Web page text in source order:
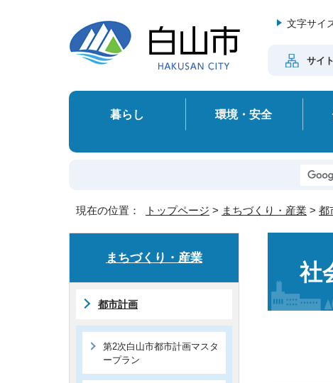
文字サイ
サイ
暮らし 環境・安全
現在の位置： トップページ > まちづくり・産業 > 都
社
まちづくり・産業
都市計画
第2次白山市都市計画マスタ
ープラン